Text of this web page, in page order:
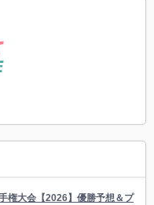
権大会【2026】優勝予想＆プ